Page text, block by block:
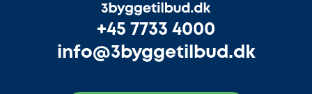
+45 7733 4000
info@3byggetilbud.dk